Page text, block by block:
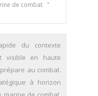
de combat "
du contexte
visible en haute
au combat.
à horizon